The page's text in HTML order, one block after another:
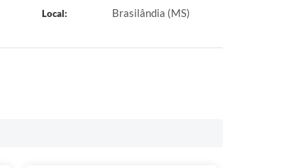
Local: Brasilândia (MS)